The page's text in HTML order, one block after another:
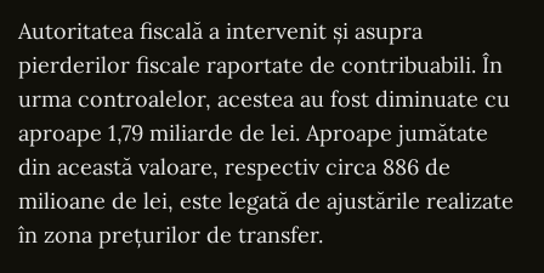
Autoritatea fiscală a intervenit și asupra
pierderilor fiscale raportate de contribuabili. În
urma controalelor, acestea au fost diminuate cu
aproape 1,79 miliarde de lei. Aproape jumătate
din această valoare, respectiv circa 886 de
milioane de lei, este legată de ajustările realizate
în zona prețurilor de transfer.